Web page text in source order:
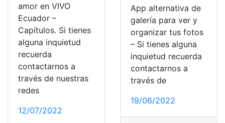
amor en VIVO
Ecuador –
Capítulos. Si tienes
alguna inquietud
recuerda
contactarnos a
través de nuestras
redes
12/07/2022
App alternativa de
galería para ver y
organizar tus fotos
– Si tienes alguna
inquietud recuerda
contactarnos a
través de
19/06/2022